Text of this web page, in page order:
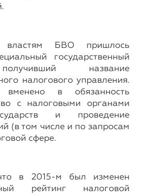
БВО пришлось
государственный
название
налогового управления.
вменено в обязанность
с налоговыми органами
и проведение
(в том числе и по запросам
сфере.
в 2015-м был изменен
рейтинг налоговой